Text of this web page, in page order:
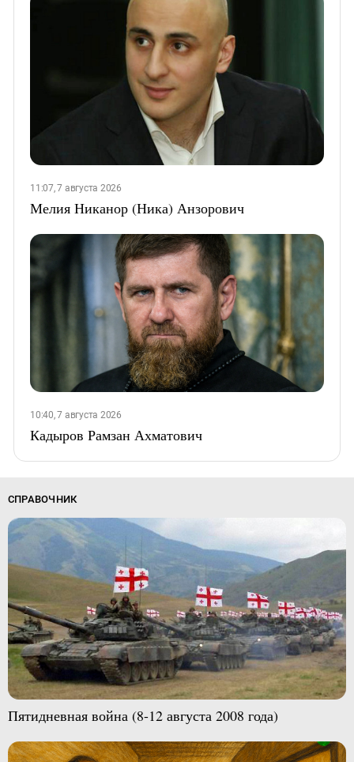
11:07, 7 августа 2026
Мелия Никанор (Ника) Анзорович
10:40, 7 августа 2026
Кадыров Рамзан Ахматович
СПРАВОЧНИК
Пятидневная война (8-12 августа 2008 года)